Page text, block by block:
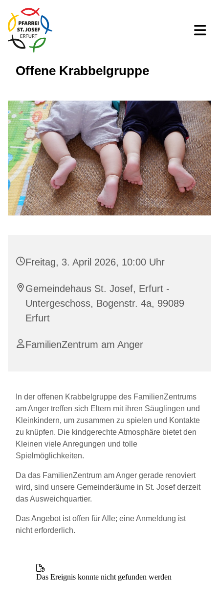
Offene Krabbelgruppe
Freitag, 3. April 2026, 10:00 Uhr
Gemeindehaus St. Josef, Erfurt -
Untergeschoss, Bogenstr. 4a, 99089
Erfurt
FamilienZentrum am Anger
In der offenen Krabbelgruppe des FamilienZentrums
am Anger treffen sich Eltern mit ihren Säuglingen und
Kleinkindern, um zusammen zu spielen und Kontakte
zu knüpfen. Die kindgerechte Atmosphäre bietet den
Kleinen viele Anregungen und tolle
Spielmöglichkeiten.
Da das FamilienZentrum am Anger gerade renoviert
wird, sind unsere Gemeinderäume in St. Josef derzeit
das Ausweichquartier.
Das Angebot ist offen für Alle; eine Anmeldung ist
nicht erforderlich.